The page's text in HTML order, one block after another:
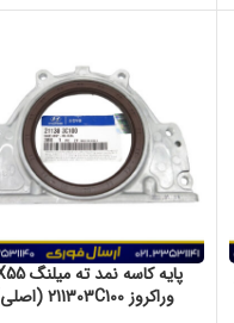
وراکروز 211303C100 (اصلی)